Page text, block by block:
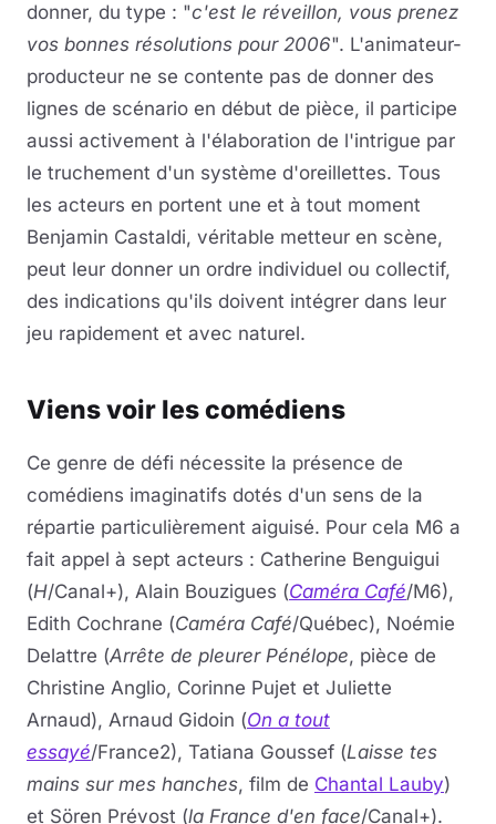
donner, du type : "c'est le réveillon, vous prenez
vos bonnes résolutions pour 2006". L'animateur-
producteur ne se contente pas de donner des
lignes de scénario en début de pièce, il participe
aussi activement à l'élaboration de l'intrigue par
le truchement d'un système d'oreillettes. Tous
les acteurs en portent une et à tout moment
Benjamin Castaldi, véritable metteur en scène,
peut leur donner un ordre individuel ou collectif,
des indications qu'ils doivent intégrer dans leur
jeu rapidement et avec naturel.
Viens voir les comédiens
Ce genre de défi nécessite la présence de
comédiens imaginatifs dotés d'un sens de la
répartie particulièrement aiguisé. Pour cela M6 a
fait appel à sept acteurs : Catherine Benguigui
(H/Canal+), Alain Bouzigues (Caméra Café/M6),
Edith Cochrane (Caméra Café/Québec), Noémie
Delattre (Arrête de pleurer Pénélope, pièce de
Christine Anglio, Corinne Pujet et Juliette
Arnaud), Arnaud Gidoin (On a tout
essayé/France2), Tatiana Goussef (Laisse tes
mains sur mes hanches, film de Chantal Lauby)
et Sören Prévost (la France d'en face/Canal+).